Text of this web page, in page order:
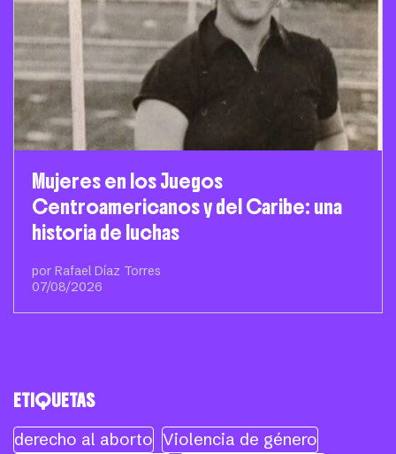
Mujeres en los Juegos
Centroamericanos y del Caribe: una
historia de luchas
por Rafael Díaz Torres
07/08/2026
ETIQUETAS
derecho al aborto Violencia de género